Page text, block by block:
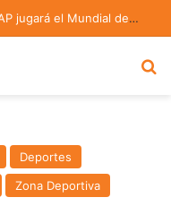
Coach de Escuelas Aztecas UDLAP jugará el Mundial de Flag Football en Alemania
Deportes
Zona Deportiva